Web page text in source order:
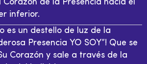
Corazón de la Presencia hacia el
inferior.
es un destello de luz de la
Presencia YO SOY”! Que se
Corazón y sale a través de la